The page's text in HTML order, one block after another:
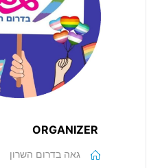
ORGANIZER
גאה בדרום השרון